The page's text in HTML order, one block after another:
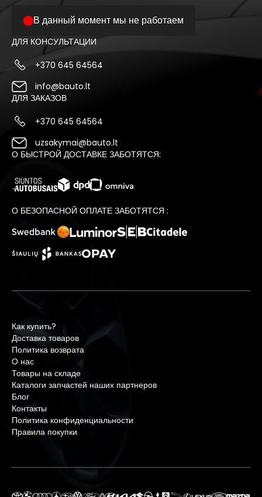
В данный момент мы не работаем
ДЛЯ КОНСУЛЬТАЦИИ
+370 645 64564
info@bauto.lt
ДЛЯ ЗАКАЗОВ
+370 645 64564
uzsakymai@bauto.lt
О БЫСТРОЙ ДОСТАВКЕ ЗАБОТЯТСЯ:
О БЕЗОПАСНОЙ ОПЛАТЕ ЗАБОТЯТСЯ :
Как купить?
Доставка товаров
Политика возврата
О нас
Товары на складе
Каталоги запчастей наших партнеров
Блог
Контакты
Политика конфиденциальности
Правила покупки